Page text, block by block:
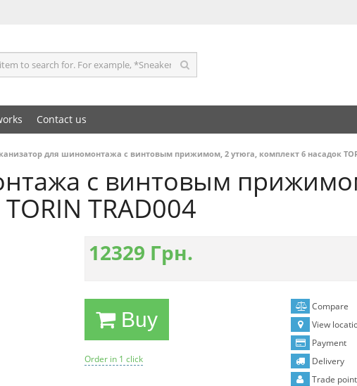
Contact us
для шиномонтажа с винтовым прижимом, 2 утюга, комплект 6 насадок
с винтовым
TRAD004
12329 Грн.
Buy
Order in 1 click
Compare
View
Payment
Delivery
Trade